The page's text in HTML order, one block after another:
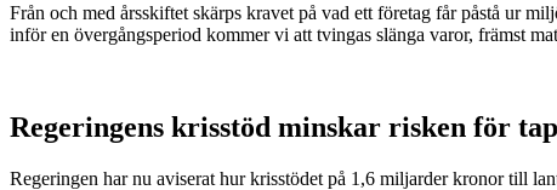
Från och med årsskiftet skärps kravet på vad ett företag får påstå ur
inför en övergångsperiod kommer vi att tvingas slänga varor, främst
Regeringens krisstöd minskar risken för
Regeringen har nu aviserat hur krisstödet på 1,6 miljarder kronor till